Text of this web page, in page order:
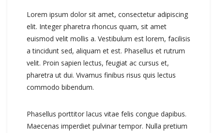
Lorem ipsum dolor sit amet, consectetur adipiscing
elit. Integer pharetra rhoncus quam, sit amet
euismod velit mollis a. Vestibulum est lorem, facilisis
a tincidunt sed, aliquam et est. Phasellus et rutrum
velit. Proin sapien lectus, feugiat ac cursus et,
pharetra ut dui. Vivamus finibus risus quis lectus
commodo bibendum.
Phasellus porttitor lacus vitae felis congue dapibus.
Maecenas imperdiet pulvinar tempor. Nulla pretium